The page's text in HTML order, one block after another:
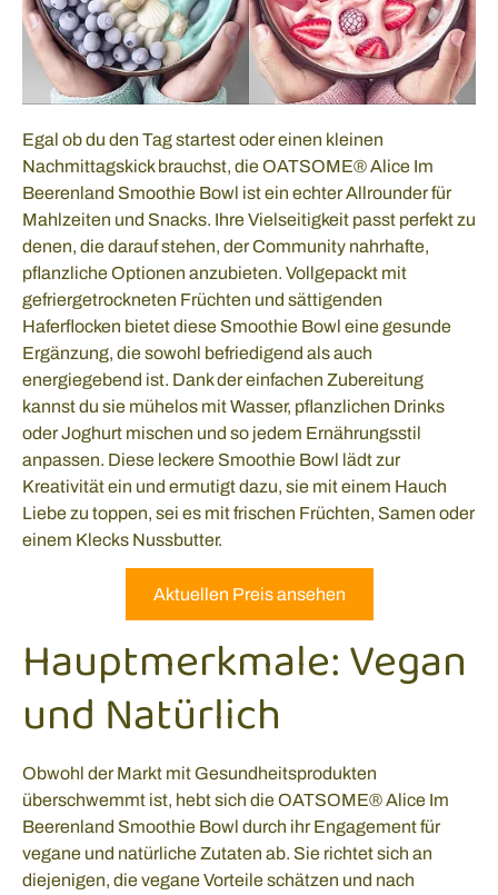
Egal ob du den Tag startest oder einen kleinen
Nachmittagskick brauchst, die OATSOME® Alice Im
Beerenland Smoothie Bowl ist ein echter Allrounder für
Mahlzeiten und Snacks. Ihre Vielseitigkeit passt perfekt zu
denen, die darauf stehen, der Community nahrhafte,
pflanzliche Optionen anzubieten. Vollgepackt mit
gefriergetrockneten Früchten und sättigenden
Haferflocken bietet diese Smoothie Bowl eine gesunde
Ergänzung, die sowohl befriedigend als auch
energiegebend ist. Dank der einfachen Zubereitung
kannst du sie mühelos mit Wasser, pflanzlichen Drinks
oder Joghurt mischen und so jedem Ernährungsstil
anpassen. Diese leckere Smoothie Bowl lädt zur
Kreativität ein und ermutigt dazu, sie mit einem Hauch
Liebe zu toppen, sei es mit frischen Früchten, Samen oder
einem Klecks Nussbutter.
Aktuellen Preis ansehen
Hauptmerkmale: Vegan
und Natürlich
Obwohl der Markt mit Gesundheitsprodukten
überschwemmt ist, hebt sich die OATSOME® Alice Im
Beerenland Smoothie Bowl durch ihr Engagement für
vegane und natürliche Zutaten ab. Sie richtet sich an
diejenigen, die vegane Vorteile schätzen und nach